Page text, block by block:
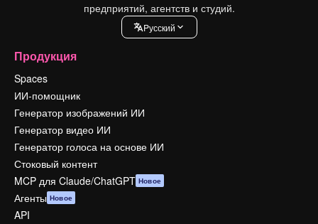
предприятий, агентств и студий.
Pусский
Продукция
Spaces
ИИ-помощник
Генератор изображений ИИ
Генератор видео ИИ
Генератор голоса на основе ИИ
Стоковый контент
MCP для Claude/ChatGPT Новое
Агенты Новое
API